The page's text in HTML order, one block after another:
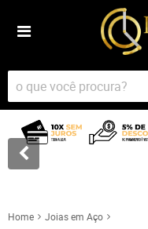
Home
Joias em Aço